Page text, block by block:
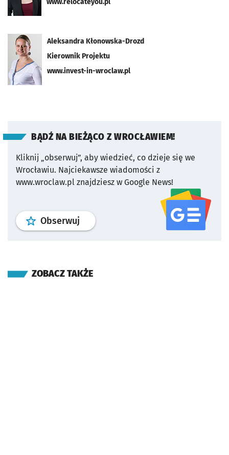
www.relocateyou.pl
Aleksandra Kłonowska-Drozd
Kierownik Projektu
www.invest-in-wroclaw.pl
BĄDŹ NA BIEŻĄCO Z WROCŁAWIEM!
Kliknij „obserwuj”, aby wiedzieć, co dzieje się we
Wrocławiu. Najciekawsze wiadomości z
www.wroclaw.pl znajdziesz w Google News!
Obserwuj profil serwisu
ZOBACZ TAKŻE